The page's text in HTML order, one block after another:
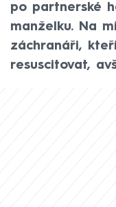
po partnerské
manželku. Na
záchranáři,
resuscitovat,